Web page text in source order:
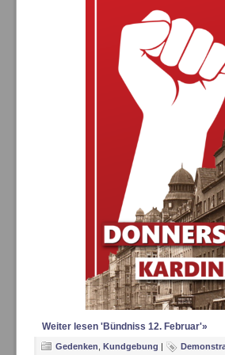
Weiter lesen 'Bündniss 12. Februar'»
Gedenken Kundgebung |